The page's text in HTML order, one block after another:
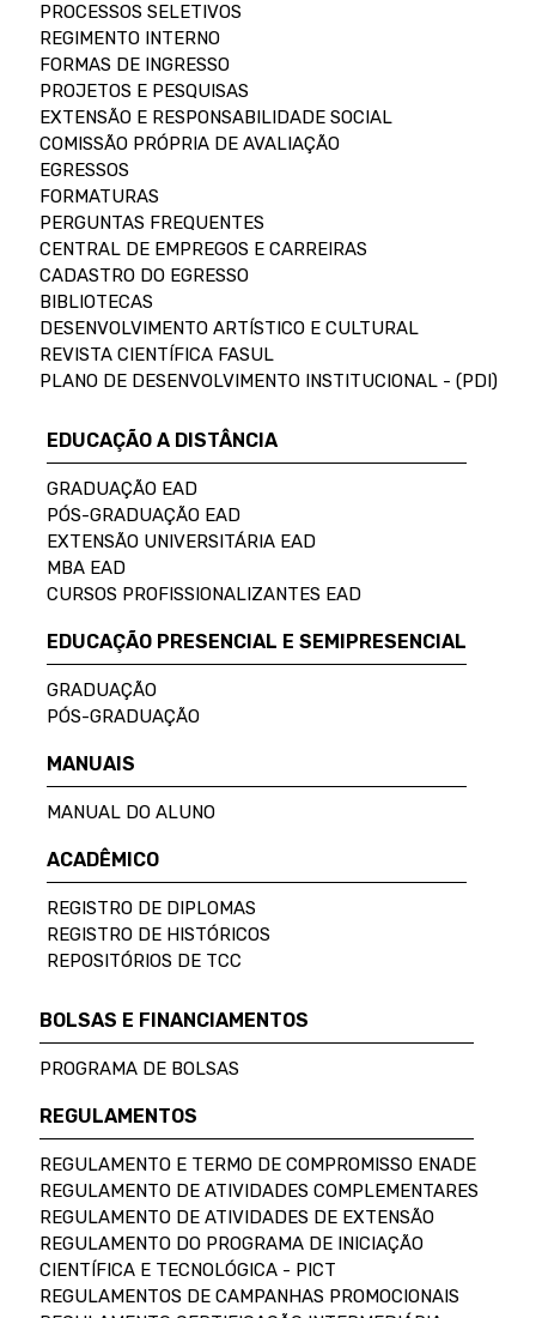
PROCESSOS SELETIVOS
REGIMENTO INTERNO
FORMAS DE INGRESSO
PROJETOS E PESQUISAS
EXTENSÃO E RESPONSABILIDADE SOCIAL
COMISSÃO PRÓPRIA DE AVALIAÇÃO
EGRESSOS
FORMATURAS
PERGUNTAS FREQUENTES
CENTRAL DE EMPREGOS E CARREIRAS
CADASTRO DO EGRESSO
BIBLIOTECAS
DESENVOLVIMENTO ARTÍSTICO E CULTURAL
REVISTA CIENTÍFICA FASUL
PLANO DE DESENVOLVIMENTO INSTITUCIONAL - (PDI)
EDUCAÇÃO A DISTÂNCIA
GRADUAÇÃO EAD
PÓS-GRADUAÇÃO EAD
EXTENSÃO UNIVERSITÁRIA EAD
MBA EAD
CURSOS PROFISSIONALIZANTES EAD
EDUCAÇÃO PRESENCIAL E SEMIPRESENCIAL
GRADUAÇÃO
PÓS-GRADUAÇÃO
MANUAIS
MANUAL DO ALUNO
ACADÊMICO
REGISTRO DE DIPLOMAS
REGISTRO DE HISTÓRICOS
REPOSITÓRIOS DE TCC
BOLSAS E FINANCIAMENTOS
PROGRAMA DE BOLSAS
REGULAMENTOS
REGULAMENTO E TERMO DE COMPROMISSO ENADE
REGULAMENTO DE ATIVIDADES COMPLEMENTARES
REGULAMENTO DE ATIVIDADES DE EXTENSÃO
REGULAMENTO DO PROGRAMA DE INICIAÇÃO
CIENTÍFICA E TECNOLÓGICA - PICT
REGULAMENTOS DE CAMPANHAS PROMOCIONAIS